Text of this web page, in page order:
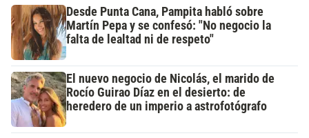
Desde Punta Cana, Pampita habló sobre
Martín Pepa y se confesó: "No negocio la
falta de lealtad ni de respeto"
El nuevo negocio de Nicolás, el marido de
Rocío Guirao Díaz en el desierto: de
heredero de un imperio a astrofotógrafo